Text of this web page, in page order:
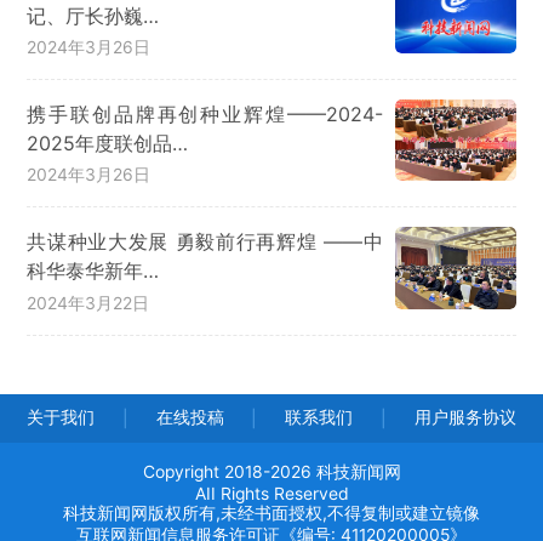
记、厅长孙巍…
2024年3月26日
携手联创品牌再创种业辉煌——2024-
2025年度联创品…
2024年3月26日
共谋种业大发展 勇毅前行再辉煌 ——中
科华泰华新年…
2024年3月22日
关于我们 在线投稿 联系我们 用户服务协议
Copyright 2018-2026 科技新闻网
AII Rights Reserved
科技新闻网版权所有,未经书面授权,不得复制或建立镜像
互联网新闻信息服务许可证《编号: 41120200005》